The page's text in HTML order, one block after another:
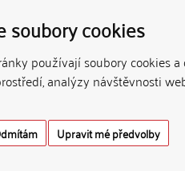
soubory cookies
používají soubory cookies
analýzy návštěvnosti
Upravit mé předvolby